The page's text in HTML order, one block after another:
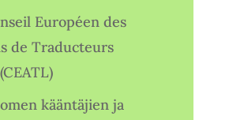
Européen des
de Traducteurs
kääntäjien ja